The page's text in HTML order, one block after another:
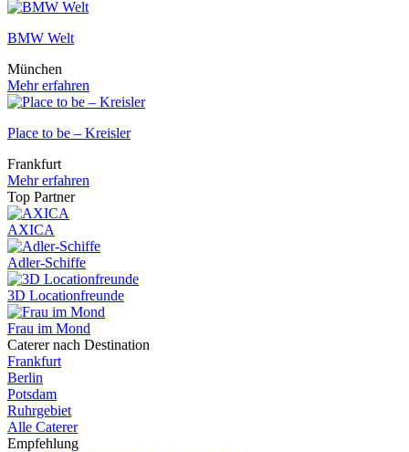
BMW Welt
München
Mehr erfahren
Place to be – Kreisler
Frankfurt
Mehr erfahren
Top Partner
AXICA
Adler-Schiffe
3D Locationfreunde
Frau im Mond
Caterer nach Destination
Frankfurt
Berlin
Potsdam
Ruhrgebiet
Alle Caterer
Empfehlung